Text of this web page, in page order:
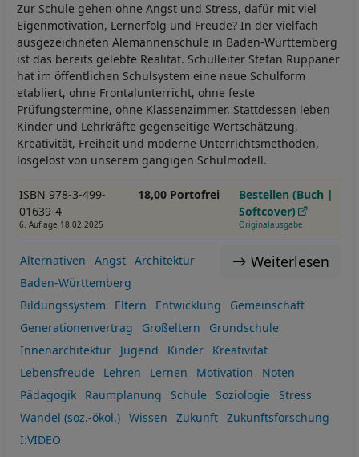
Zur Schule gehen ohne Angst und Stress, dafür mit viel
Eigenmotivation, Lernerfolg und Freude? In der vielfach
ausgezeichneten Alemannenschule in Baden-Württemberg
ist das bereits gelebte Realität. Schulleiter Stefan Ruppaner
hat im öffentlichen Schulsystem eine neue Schulform
etabliert, ohne Frontalunterricht, ohne feste
Prüfungstermine, ohne Klassenzimmer. Stattdessen leben
Kinder und Lehrkräfte gegenseitige Wertschätzung,
Kreativität, Freiheit und moderne Unterrichtsmethoden,
losgelöst von unserem gängigen Schulmodell.
ISBN 978-3-499-
01639-4
6. Auflage 18.02.2025
18,00 Portofrei
Bestellen (Buch |
Softcover)
Originalausgabe
Weiterlesen
Alternativen Angst
Architektur
Baden-Württemberg
Bildungssystem
Eltern Entwicklung
Gemeinschaft
Generationenvertrag
Großeltern
Grundschule
Innenarchitektur
Jugend Kinder
Kreativität
Lebensfreude
Lehren Lernen Motivation
Noten
Pädagogik
Raumplanung Schule Soziologie
Stress
Wandel (soz.-ökol.)
Wissen Zukunft
Zukunftsforschung
I:VIDEO